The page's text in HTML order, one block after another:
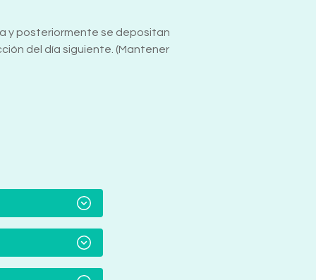
y posteriormente se depositan
del día siguiente. (Mantener